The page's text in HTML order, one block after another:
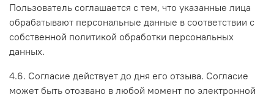
Пользователь соглашается с тем, что указанные лица
обрабатывают персональные данные в соответствии с
собственной политикой обработки персональных
данных.
4.6. Согласие действует до дня его отзыва. Согласие
может быть отозвано в любой момент по электронной